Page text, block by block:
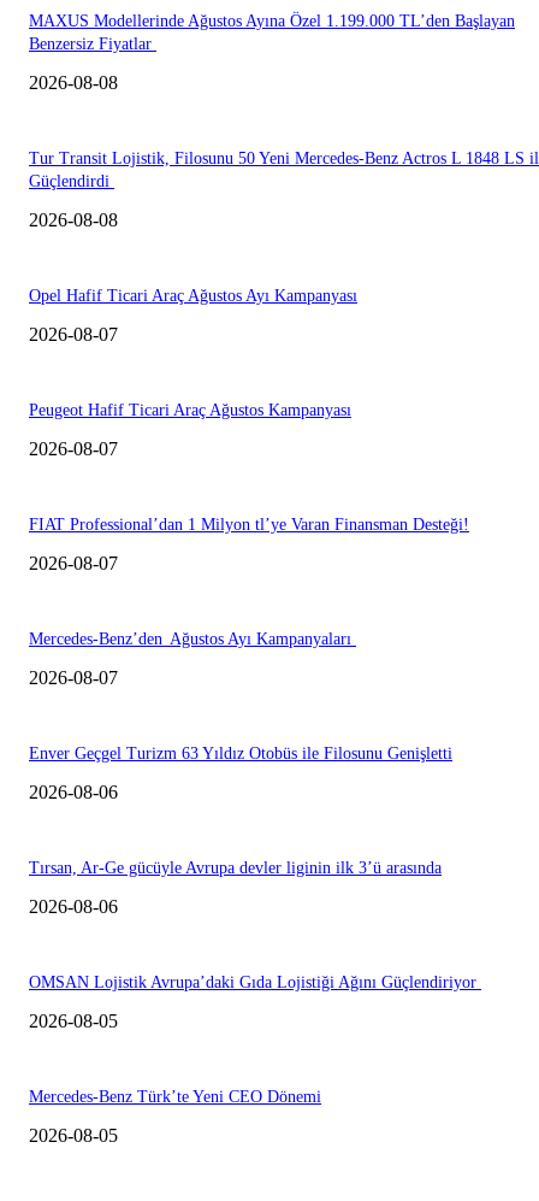
MAXUS Modellerinde Ağustos Ayına Özel 1.199.000 TL’den Başlayan
Benzersiz Fiyatlar
2026-08-08
Tur Transit Lojistik, Filosunu 50 Yeni Mercedes-Benz Actros L 1848 LS
Güçlendirdi
2026-08-08
Opel Hafif Ticari Araç Ağustos Ayı Kampanyası
2026-08-07
Peugeot Hafif Ticari Araç Ağustos Kampanyası
2026-08-07
FIAT Professional’dan 1 Milyon tl’ye Varan Finansman Desteği!
2026-08-07
Mercedes-Benz’den Ağustos Ayı Kampanyaları
2026-08-07
Enver Geçgel Turizm 63 Yıldız Otobüs ile Filosunu Genişletti
2026-08-06
Tırsan, Ar-Ge gücüyle Avrupa devler liginin ilk 3’ü arasında
2026-08-06
OMSAN Lojistik Avrupa’daki Gıda Lojistiği Ağını Güçlendiriyor
2026-08-05
Mercedes-Benz Türk’te Yeni CEO Dönemi
2026-08-05